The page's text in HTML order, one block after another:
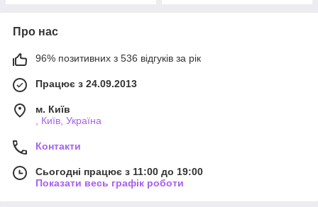
Про нас
96% позитивних з 536 відгуків за рік
Працює з 24.09.2013
м. Київ
, Київ, Україна
Контакти
Сьогодні працює з 11:00 до 19:00
Показати весь графік роботи